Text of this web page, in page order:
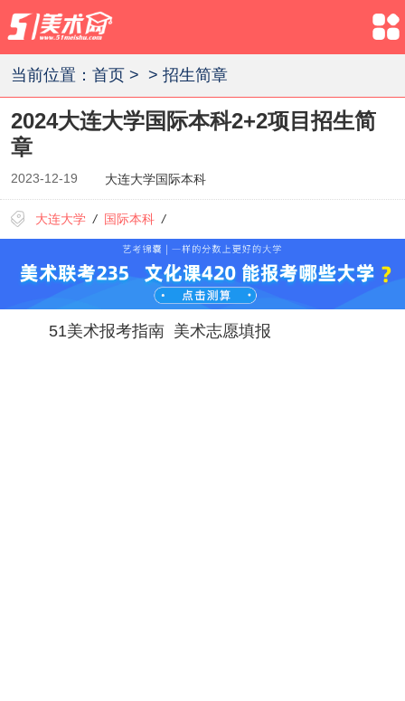
当前位置： 首页> > 招生简章
2024大连大学国际本科2+2项目招生简
章
2023-12-19 大连大学国际本科
大连大学 / 国际本科 /
51美术报考指南 美术志愿填报